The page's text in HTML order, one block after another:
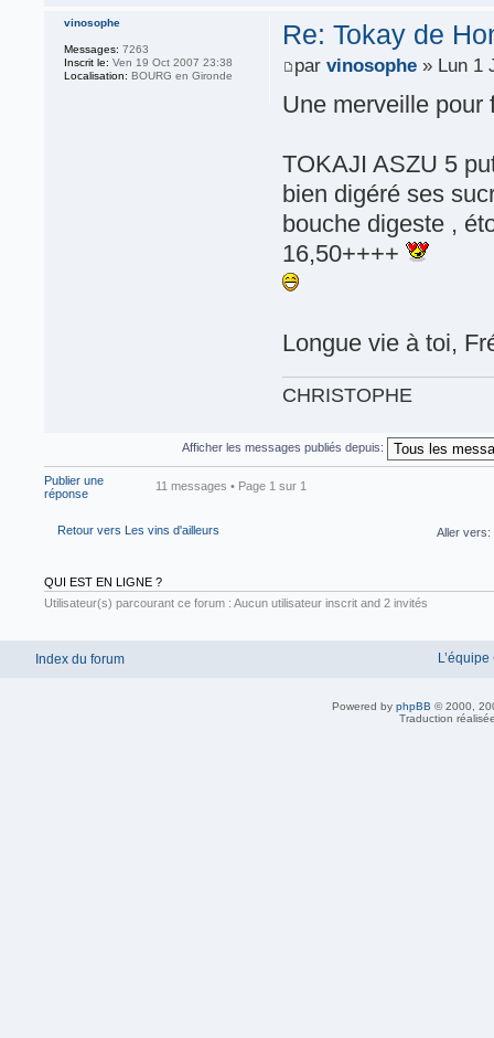
Re: Tokay de
parvinosophe » Lun 1
Une merveille pour
TOKAJI ASZU 5
bien digéré ses
bouche digeste ,
16,50++++
Longue vie à toi,
CHRISTOPHE
vinosophe
Messages: 7263
Inscrit le: Ven 19 Oct 2007 23:38
Localisation: BOURG en Gironde
Afficher les messages publiés depuis:
Publier une
réponse
11 messages • Page 1 sur 1
Retour vers Les vins d'ailleurs Aller vers:
QUI EST EN LIGNE ?
Utilisateur(s) parcourant ce forum : Aucun utilisateur inscrit and 2 invités
Index du forum L’équipe
Powered by phpBB © 2000,
Traduction